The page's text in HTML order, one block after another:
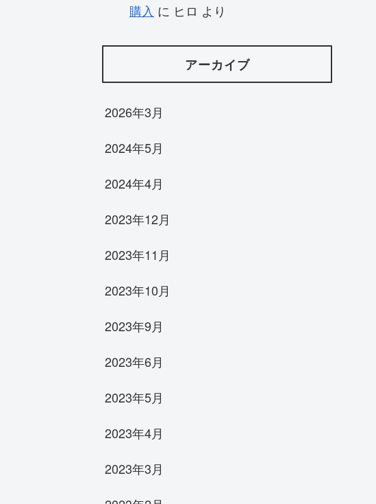
購入 に ヒロ より
アーカイブ
2026年3月
2024年5月
2024年4月
2023年12月
2023年11月
2023年10月
2023年9月
2023年6月
2023年5月
2023年4月
2023年3月